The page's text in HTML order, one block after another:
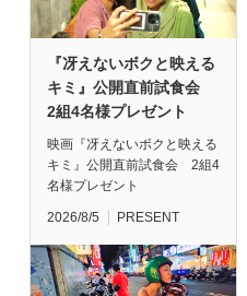
『冴えないボクと映える
キミ』公開直前試食会
2組4名様プレゼント
映画『冴えないボクと映える
キミ』公開直前試食会 2組4
名様プレゼント
2026/8/5 PRESENT